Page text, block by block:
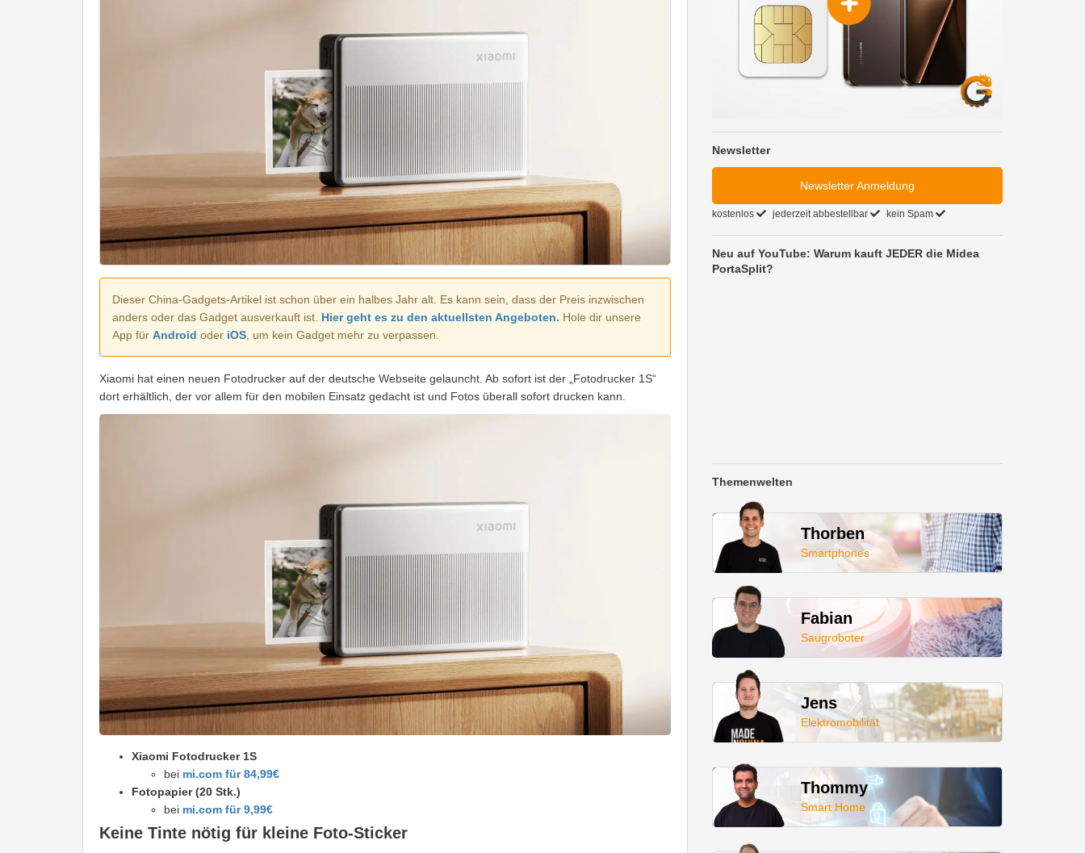
Dieser China-Gadgets-Artikel ist schon über ein halbes Jahr alt. Es kann sein, dass der Preis inzwischen
anders oder das Gadget ausverkauft ist. Hier geht es zu den aktuellsten Angeboten. Hole dir unsere
App für Android oder iOS , um kein Gadget mehr zu verpassen.
Xiaomi hat einen neuen Fotodrucker auf der deutsche Webseite gelauncht. Ab sofort ist der „Fotodrucker 1S“
dort erhältlich, der vor allem für den mobilen Einsatz gedacht ist und Fotos überall sofort drucken kann.
Xiaomi Fotodrucker 1S
bei mi.com für 84,99€
Fotopapier (20 Stk.)
bei mi.com für 9,99€
Keine Tinte nötig für kleine Foto-Sticker
Newsletter
Newsletter Anmeldung
kostenlos jederzeit abbestellbar kein Spam
Neu auf YouTube: Warum kauft JEDER die Midea
PortaSplit?
Themenwelten
Thorben
Smartphones
Fabian
Saugroboter
Jens
Elektromobilität
Thommy
Smart Home